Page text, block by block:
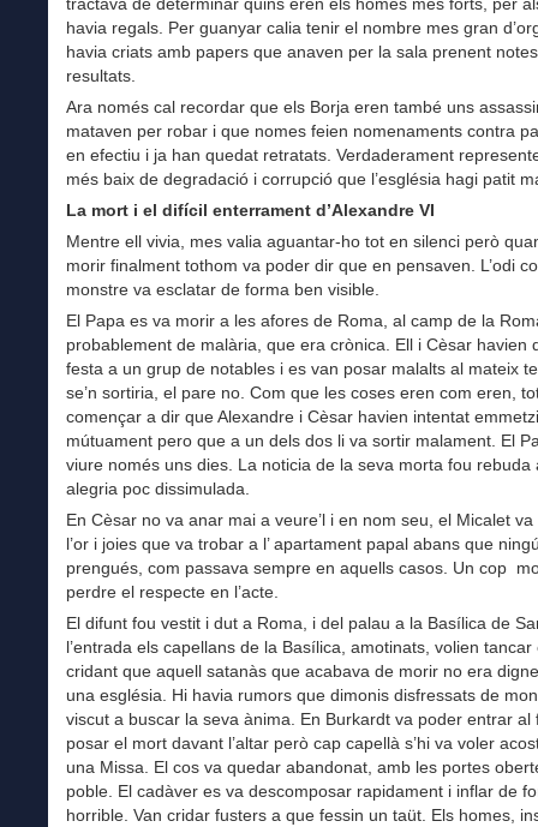
havia regals. Per guanyar calia tenir el nombre mes gran
havia criats amb papers que anaven per la sala prenent
resultats.
Ara només cal recordar que els Borja eren també uns
mataven per robar i que nomes feien nomenaments contra
en efectiu i ja han quedat retratats. Verdaderament
més baix de degradació i corrupció que l’església hagi patit
La mort i el difícil enterrament d’Alexandre VI
Mentre ell vivia, mes valia aguantar-ho tot en silenci però
morir finalment tothom va poder dir que en pensaven. L’odi
monstre va esclatar de forma ben visible.
El Papa es va morir a les afores de Roma, al camp de la
probablement de malària, que era crònica. Ell i Cèsar havien
festa a un grup de notables i es van posar malalts al mateix
se’n sortiria, el pare no. Com que les coses eren com eren,
començar a dir que Alexandre i Cèsar havien intentat
mútuament pero que a un dels dos li va sortir malament. El
viure només uns dies. La noticia de la seva morta fou rebuda
alegria poc dissimulada.
En Cèsar no va anar mai a veure’l i en nom seu, el Micalet
l’or i joies que va trobar a l’ apartament papal abans que
prengués, com passava sempre en aquells casos. Un cop
perdre el respecte en l’acte.
El difunt fou vestit i dut a Roma, i del palau a la Basílica de
l’entrada els capellans de la Basílica, amotinats, volien tancar
cridant que aquell satanàs que acabava de morir no era
una església. Hi havia rumors que dimonis disfressats de
viscut a buscar la seva ànima. En Burkardt va poder entrar al
posar el mort davant l’altar però cap capellà s’hi va voler
una Missa. El cos va quedar abandonat, amb les portes
poble. El cadàver es va descomposar rapidament i inflar de
horrible. Van cridar fusters a que fessin un taüt. Els homes,